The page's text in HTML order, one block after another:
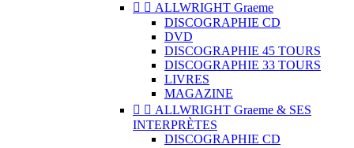
  ALLWRIGHT Graeme
DISCOGRAPHIE CD
DVD
DISCOGRAPHIE 45 TOURS
DISCOGRAPHIE 33 TOURS
LIVRES
MAGAZINE
  ALLWRIGHT Graeme & SES
INTERPRÈTES
DISCOGRAPHIE CD